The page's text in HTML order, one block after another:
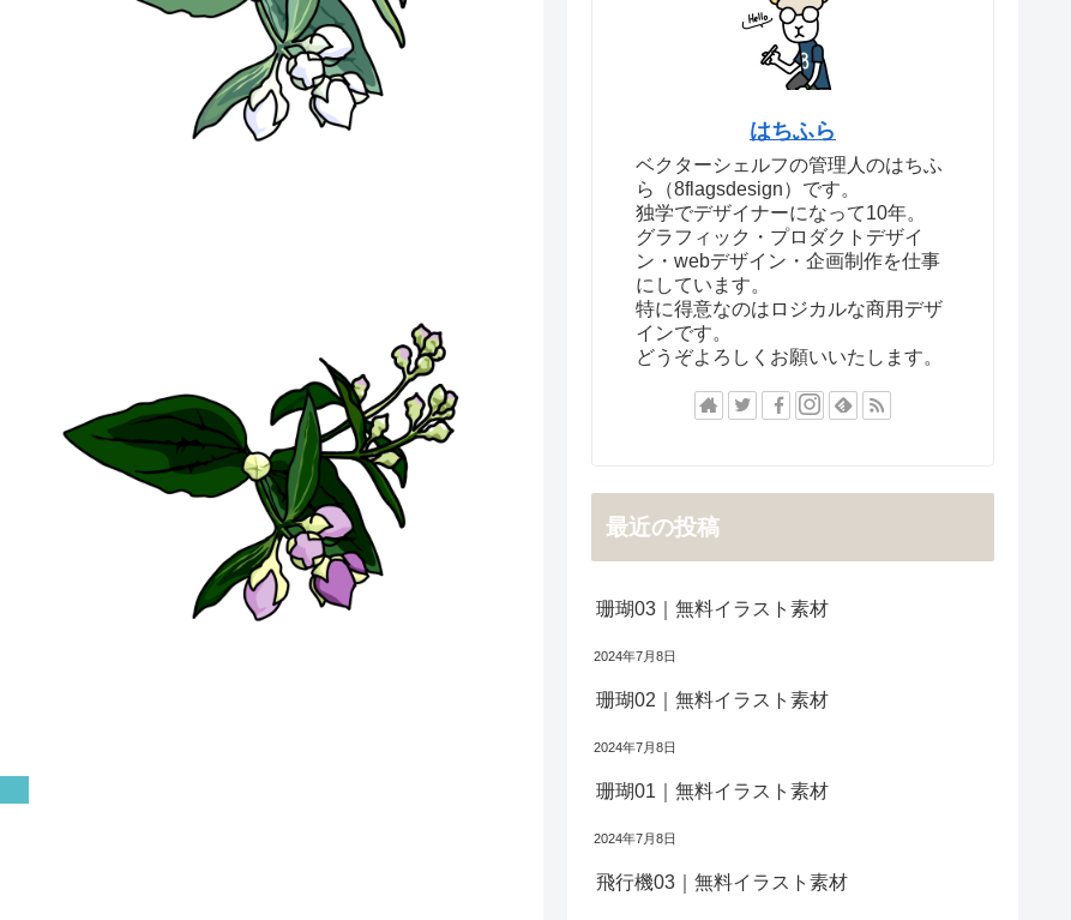
はちふら
ベクターシェルフの管理人のはちふ
ら（8flagsdesign）です。
独学でデザイナーになって10年。
グラフィック・プロダクトデザイ
ン・webデザイン・企画制作を仕事
にしています。
特に得意なのはロジカルな商用デザ
インです。
どうぞよろしくお願いいたします。
最近の投稿
珊瑚03｜無料イラスト素材
2024年7月8日
珊瑚02｜無料イラスト素材
2024年7月8日
珊瑚01｜無料イラスト素材
2024年7月8日
飛行機03｜無料イラスト素材